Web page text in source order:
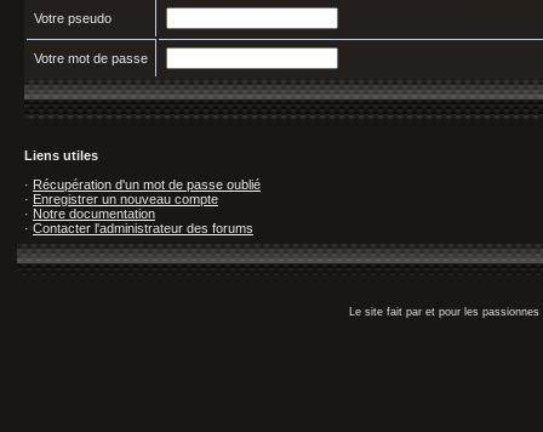
Votre pseudo
Votre mot de passe
Liens utiles
· Récupération d'un mot de passe oublié
· Enregistrer un nouveau compte
· Notre documentation
· Contacter l'administrateur des forums
Le site fait par et pour les